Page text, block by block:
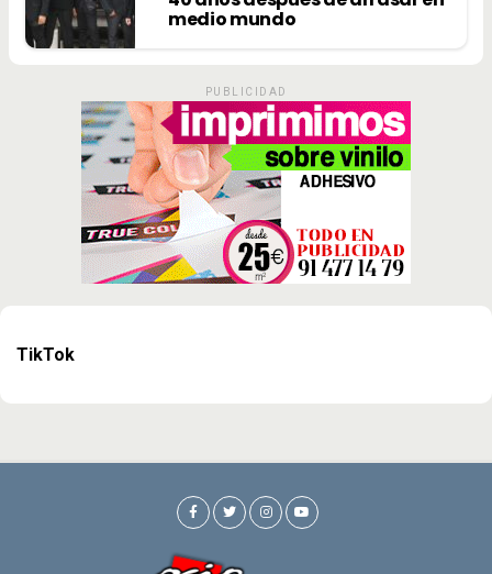
medio mundo
PUBLICIDAD
TikTok